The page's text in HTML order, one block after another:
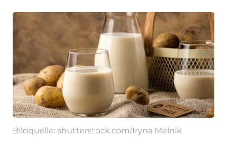
Bildquelle: shutterstock.com/Iryna Melnik